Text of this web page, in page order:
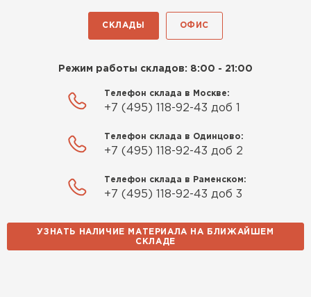
СКЛАДЫ ОФИС
Режим работы складов: 8:00 - 21:00
Телефон склада в Москве:
+7 (495) 118-92-43 доб 1
Телефон склада в Одинцово:
+7 (495) 118-92-43 доб 2
Телефон склада в Раменском:
+7 (495) 118-92-43 доб 3
УЗНАТЬ НАЛИЧИЕ МАТЕРИАЛА НА БЛИЖАЙШЕМ
СКЛАДЕ